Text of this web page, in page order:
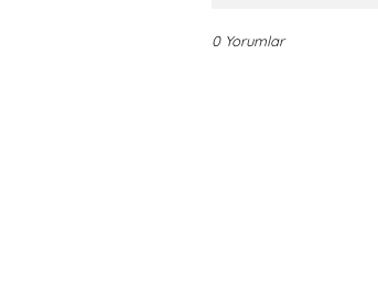
0 Yorumlar